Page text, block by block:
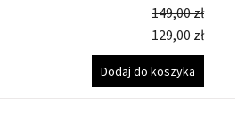
149,00zł
129,00 zł
Dodaj do koszyka